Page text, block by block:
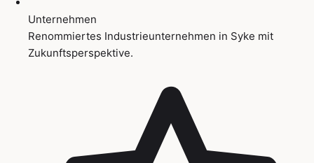
Unternehmen
Renommiertes Industrieunternehmen in Syke mit
Zukunftsperspektive.